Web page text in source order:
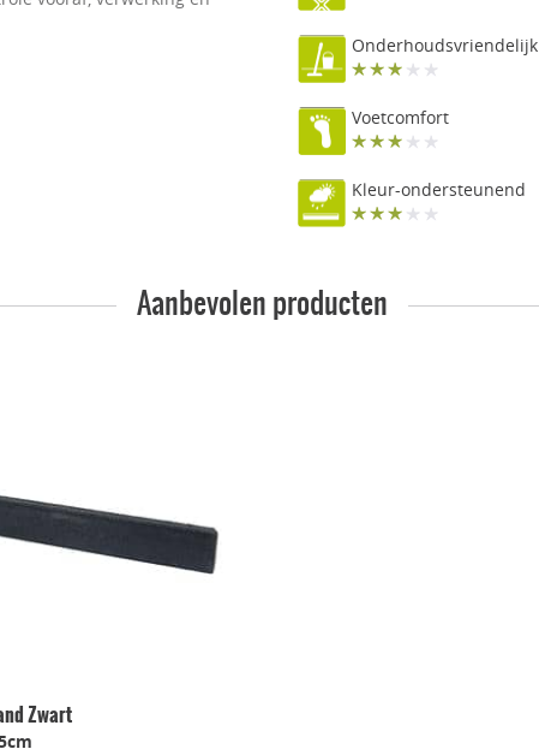
Onderhoudsvriendelijk
Voetcomfort
Kleur-ondersteunend
Aanbevolen producten
Zwart